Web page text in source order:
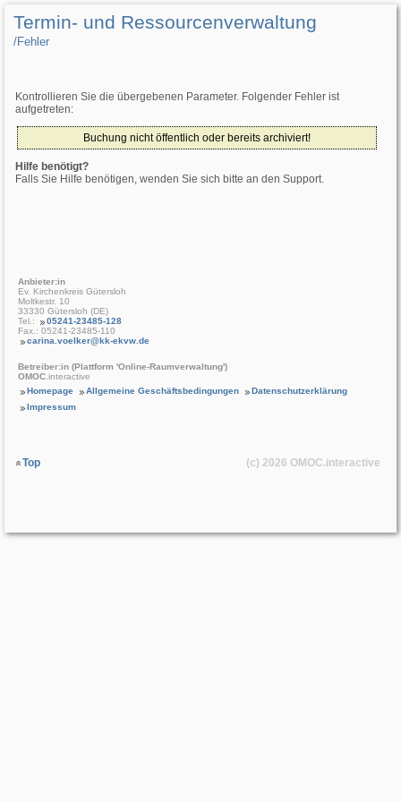
Termin- und Ressourcenverwaltung
/­Fehler
Kontrollieren Sie die übergebenen Parameter. Folgender Fehler ist
aufgetreten:
Buchung nicht öffentlich oder bereits archiviert!
Hilfe benötigt?
Falls Sie Hilfe benötigen, wenden Sie sich bitte an den Support.
Anbieter:in
Ev. Kirchenkreis Gütersloh
Moltkestr. 10
33330 Gütersloh (DE)
Tel.:
05241-23485-128
Fax.: 05241-23485-110
carina.voelker@kk-ekvw.de
Betreiber:in (Plattform 'Online-Raumverwaltung')
OMOC .interactive
Homepage
Allgemeine Geschäftsbedingungen
Datenschutzerklärung
Impressum
Top (c) 2026 OMOC.interactive